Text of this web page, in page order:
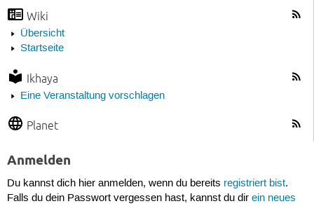
Wiki
Übersicht
Startseite
Ikhaya
Eine Veranstaltung vorschlagen
Planet
Anmelden
Du kannst dich hier anmelden, wenn du bereits registriert bist.
Falls du dein Passwort vergessen hast, kannst du dir ein neues